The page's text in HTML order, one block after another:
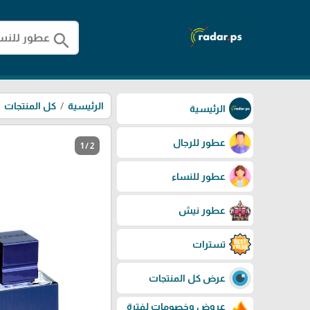
search
الرئيسية
عطور للرجال
عطور للنساء
عطور نيش
تسترات
عرض كل المنتجات
عروض وخصومات لفترة
الرئيسية كل المنتجات
1 / 2